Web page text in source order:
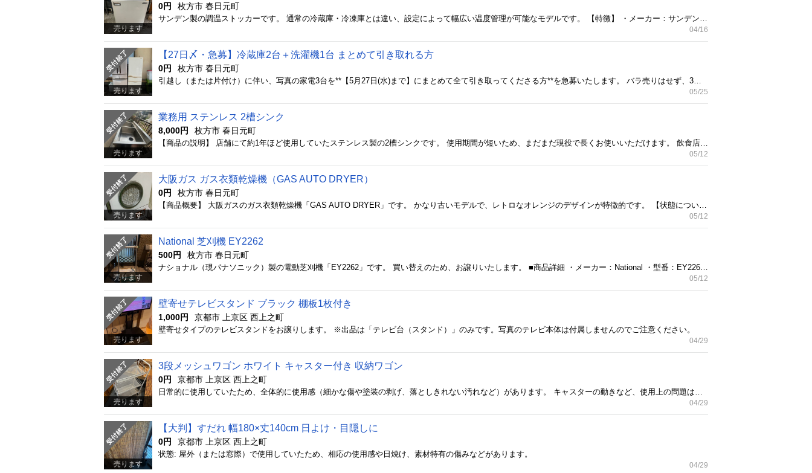
売ります
0円 枚方市 春日元町
04/16
売ります
【27日〆・急募】冷蔵庫2台＋洗濯機1台 まとめて引き取れる方
0円 枚方市 春日元町
05/25
売ります
業務用 ステンレス 2槽シンク
8,000円 枚方市 春日元町
05/12
売ります
大阪ガス ガス衣類乾燥機（GAS AUTO DRYER）
0円 枚方市 春日元町
05/12
売ります
National 芝刈機 EY2262
500円 枚方市 春日元町
05/12
売ります
壁寄せテレビスタンド ブラック 棚板1枚付き
1,000円 京都市 上京区 西上之町
壁寄せタイプのテレビスタンドをお譲りします。 ※出品は「テレビ台（スタンド）」のみです。写真のテレビ本体は付属しませんのでご注意ください。
04/29
売ります
3段メッシュワゴン ホワイト キャスター付き 収納ワゴン
0円 京都市 上京区 西上之町
04/29
売ります
【大判】すだれ 幅180×丈140cm 日よけ・目隠しに
0円 京都市 上京区 西上之町
状態: 屋外（または窓際）で使用していたため、相応の使用感や日焼け、素材特有の傷みなどがあります。
04/29